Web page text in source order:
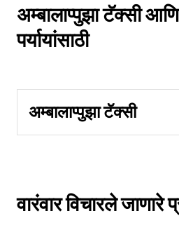
अम्बालाप्पुझा टॅक्सी
पर्यायांसाठी
अम्बालाप्पुझा टॅक्सी
वारंवार विचारले जाणारे